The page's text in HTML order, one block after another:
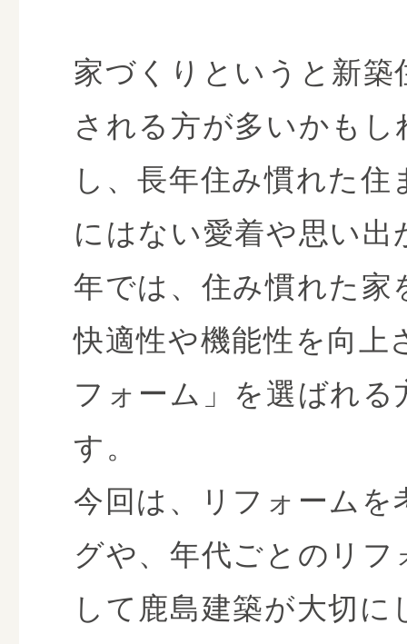
家づくりというと新築
される方が多いかも
し、長年住み慣れた住
にはない愛着や思い出
年では、住み慣れた家
快適性や機能性を向上
フォーム」を選ばれ
す。
今回は、リフォームを
グや、年代ごとのリフ
して鹿島建築が大切